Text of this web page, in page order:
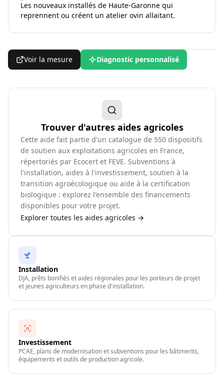
Les nouveaux installés de Haute-Garonne qui
reprennent ou créent un atelier ovin allaitant.
Voir la mesure Diagnostic personnalisé
Trouver d'autres aides agricoles
Cette aide fait partie d'un catalogue de 550 dispositifs
de soutien aux exploitations agricoles en France,
répertoriés par Ecocert et FEVE. Subventions à
l'installation, aides à l'investissement, soutien à la
transition agroécologique ou aide à la certification
biologique : explorez l'ensemble des financements
disponibles pour votre projet.
Explorer toutes les aides agricoles →
Installation
DJA, prêts bonifiés et aides régionales pour les porteurs de projet
et jeunes agriculteurs en phase d'installation.
Investissement
PCAE, plans de modernisation et subventions pour les bâtiments,
équipements et outils de production agricole.